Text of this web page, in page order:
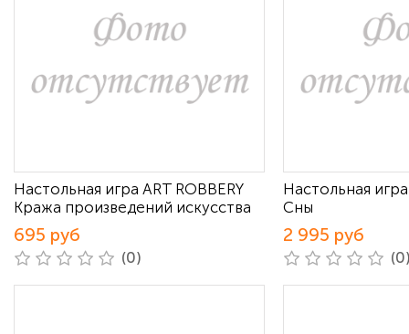
Настольная игра ART ROBBERY
Кража произведений искусства
695 руб
(0)
Настольная
Сны
2 995 руб